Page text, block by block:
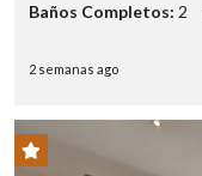
Baños Completos: 2
2 semanas ago